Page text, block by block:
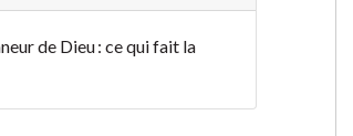
de Dieu : ce qui fait la